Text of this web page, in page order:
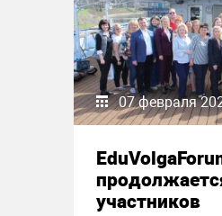
07 февраля
участников